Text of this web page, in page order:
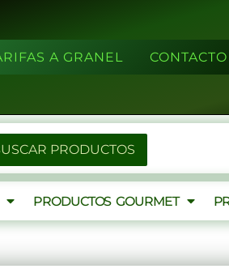
A GRANEL CONTACTO
PRODUCTOS
PRODUCTOS GOURMET